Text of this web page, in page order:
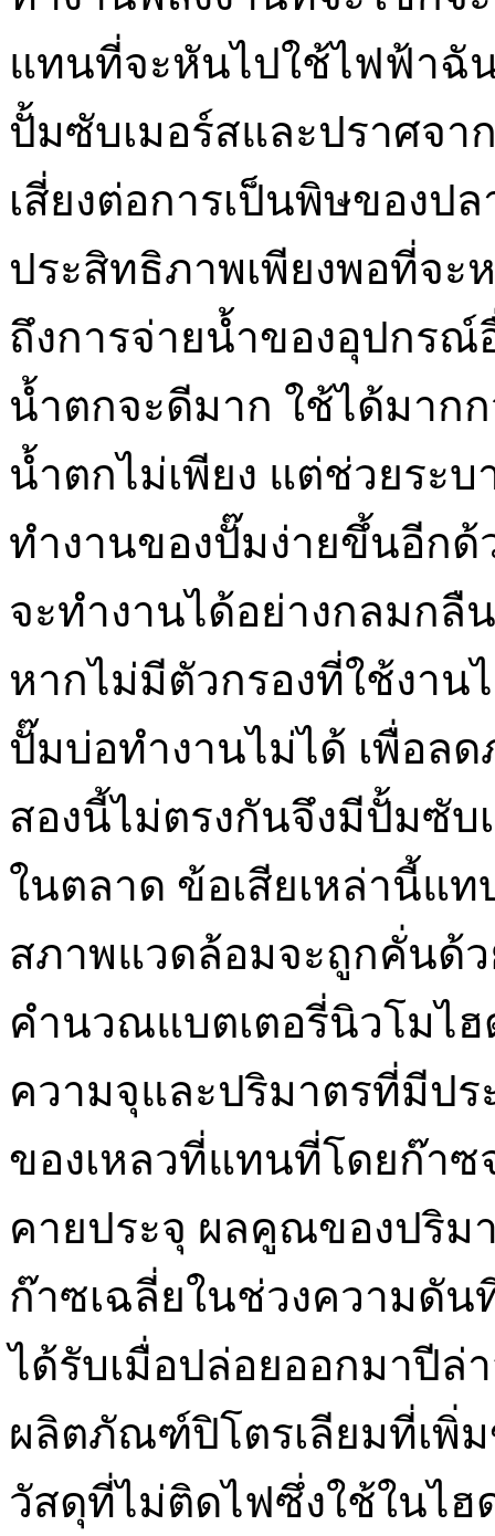
แทนที่จะหันไปใช้ไฟฟ้าฉั
ปั้มซับเมอร์สและปราศจ
เสี่ยงต่อการเป็นพิษของป
ประสิทธิภาพเพียงพอที่จะ
ถึงการจ่ายน้ำของอุปกรณ์
น้ำตกจะดีมาก ใช้ได้มาก
น้ำตกไม่เพียง แต่ช่วยระ
ทำงานของปั๊มง่ายขึ้นอีก
จะทำงานได้อย่างกลมกลื
หากไม่มีตัวกรองที่ใช้งาน
ปั๊มบ่อทำงานไม่ได้ เพื่อล
สองนี้ไม่ตรงกันจึงมีปั้มซับ
ในตลาด ข้อเสียเหล่านี้แ
สภาพแวดล้อมจะถูกคั่นด้
คำนวณแบตเตอรี่นิวโมไ
ความจุและปริมาตรที่มีป
ของเหลวที่แทนที่โดยก๊าซ
คายประจุ ผลคูณของปริม
ก๊าซเฉลี่ยในช่วงความดั
ได้รับเมื่อปล่อยออกมาปีล่
ผลิตภัณฑ์ปิโตรเลียมที่เพิ่
วัสดุที่ไม่ติดไฟซึ่งใช้ในไฮ